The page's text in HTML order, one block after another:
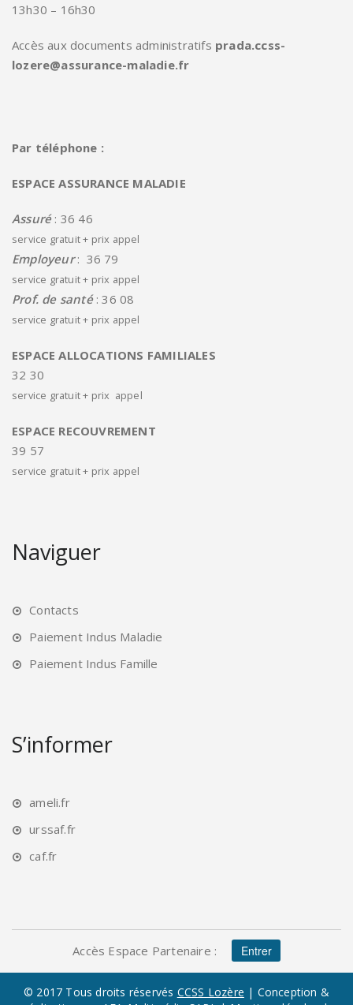
13h30 – 16h30
Accès aux documents administratifs prada.ccss-
lozere@assurance-maladie.fr
Par téléphone :
ESPACE ASSURANCE MALADIE
Assuré: 36 46
service gratuit + prix appel
Employeur: 36 79
service gratuit + prix appel
Prof. de santé: 36 08
service gratuit + prix appel
ESPACE ALLOCATIONS FAMILIALES
32 30
service gratuit + prix appel
ESPACE RECOUVREMENT
39 57
service gratuit + prix appel
Naviguer
Contacts
Paiement Indus Maladie
Paiement Indus Famille
S’informer
ameli.fr
urssaf.fr
caf.fr
Accès Espace Partenaire : Entrer
© 2017 Tous droits réservés CCSS Lozère | Conception &